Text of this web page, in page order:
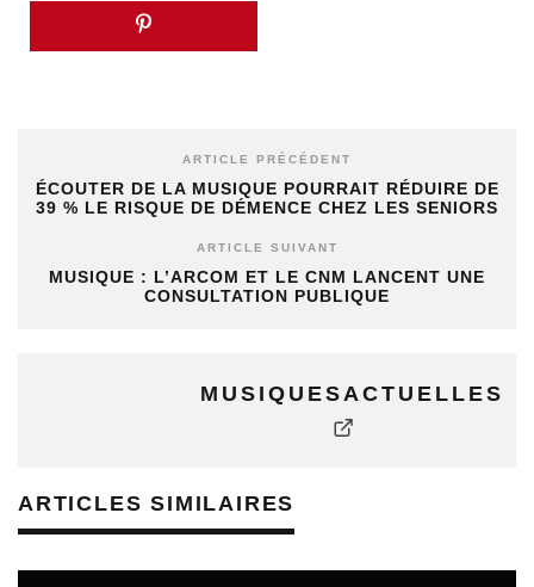
ARTICLE PRÉCÉDENT
ÉCOUTER DE LA MUSIQUE POURRAIT RÉDUIRE DE
39 % LE RISQUE DE DÉMENCE CHEZ LES SENIORS
ARTICLE SUIVANT
MUSIQUE : L’ARCOM ET LE CNM LANCENT UNE
CONSULTATION PUBLIQUE
MUSIQUESACTUELLES
ARTICLES SIMILAIRES